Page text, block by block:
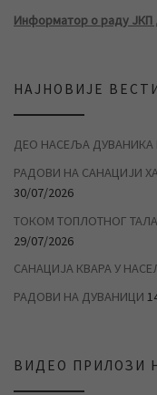
Информатор о раду ЈКП
НАЈНОВИЈЕ
ДЕО НАСЕЉА ДУВАНИКА
РАДОВИ НА САНАЦИЈИ
30/07/2026
ТОКОМ ТОПЛОТНОГ
29/07/2026
САНАЦИЈА КВАРА У
РАДОВИ НА ДУВАНИЦИ
ВИДЕО ПРИЛОЗИ